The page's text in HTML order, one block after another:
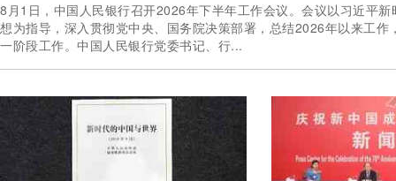
8月1日，中国人民银行召开2026年下半年工作会议。会议以习近平
想为指导，深入贯彻党中央、国务院决策部署，总结2026年以来工作
一阶段工作。中国人民银行党委书记、行...